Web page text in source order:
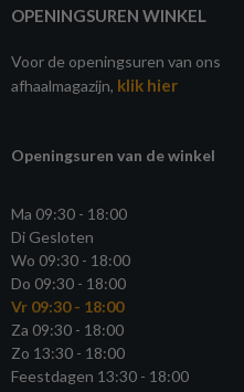
OPENINGSUREN WINKEL
Voor de openingsuren van ons
afhaalmagazijn, klik hier
Openingsuren van de winkel
Ma 09:30 - 18:00
Di Gesloten
Wo 09:30 - 18:00
Do 09:30 - 18:00
Vr 09:30 - 18:00
Za 09:30 - 18:00
Zo 13:30 - 18:00
Feestdagen 13:30 - 18:00